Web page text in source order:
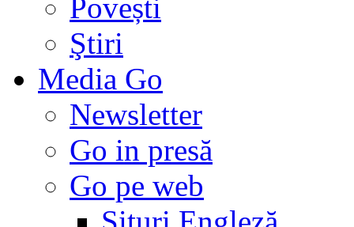
Povești
Ştiri
Media Go
Newsletter
Go in presă
Go pe web